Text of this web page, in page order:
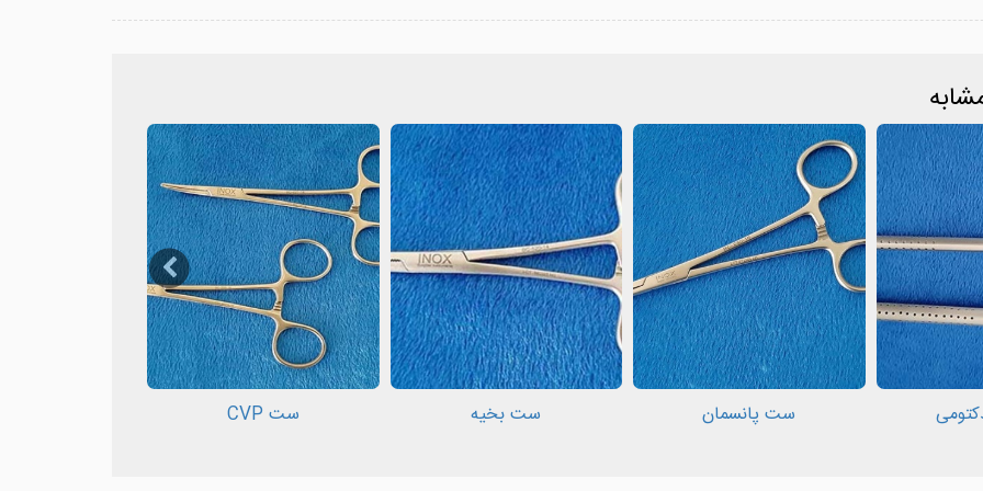
ست پانسمان ست بخیه ست CVP